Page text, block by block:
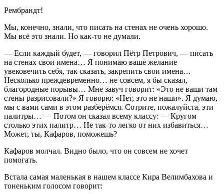
Рембрандт!
Мы, конечно, знали, что писать на стенах не очень хорошо.
Мы всё это знали. Но как-то не думали.
— Если каждый будет, — говорил Пётр Петрович, — писать
на стенах свои имена… Я понимаю ваше желание
увековечить себя, так сказать, закрепить свои имена…
Несколько преждевременно… не совсем, я бы сказал,
благородные порывы… Мне завуч говорит: «Это не ваши там
стены разрисовали?» Я говорю: «Нет, это не наши». Я думаю,
мы с вами сами в этом разберёмся. Сотрите, пожалуйста, эти
палитры… — Потом он сказал всему классу: — Кругом
столько этих палитр… Не так-то легко от них избавиться…
Может, ты, Кафаров, поможешь?
Кафаров молчал. Видно было, что он совсем не хочет
помогать.
Встала самая маленькая в нашем классе Кира Велимбахова и
тоненьким голосом говорит: